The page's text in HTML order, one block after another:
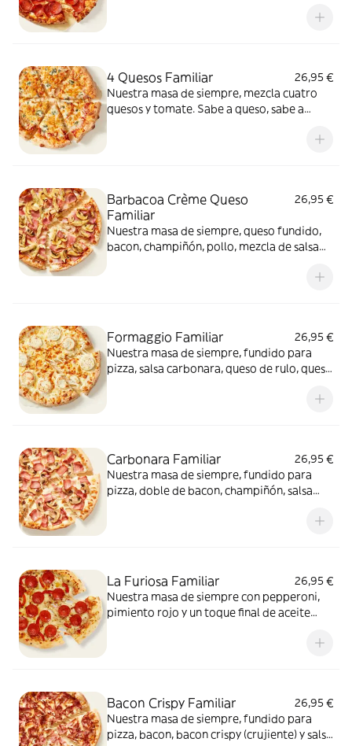
4 Quesos Familiar
26,95 €
Nuestra masa de siempre, mezcla cuatro
quesos y tomate. Sabe a queso, sabe a
Barbacoa Crème Queso
Familiar
26,95 €
Nuestra masa de siempre, queso fundido,
bacon, champiñón, pollo, mezcla de salsa
Formaggio Familiar
26,95 €
Nuestra masa de siempre, fundido para
pizza, salsa carbonara, queso de rulo, queso
cheddar, gouda, emmental , mozzarella y
Carbonara Familiar
26,95 €
Nuestra masa de siempre, fundido para
pizza, doble de bacon, champiñón, salsa
La Furiosa Familiar
26,95 €
Nuestra masa de siempre con pepperoni,
pimiento rojo y un toque final de aceite
Bacon Crispy Familiar
26,95 €
Nuestra masa de siempre, fundido para
pizza, bacon, bacon crispy (crujiente) y salsa